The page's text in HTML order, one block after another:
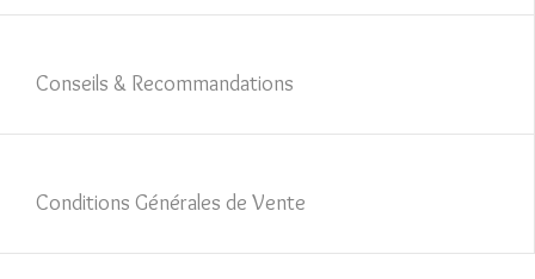
Conseils & Recommandations
Conditions Générales de Vente